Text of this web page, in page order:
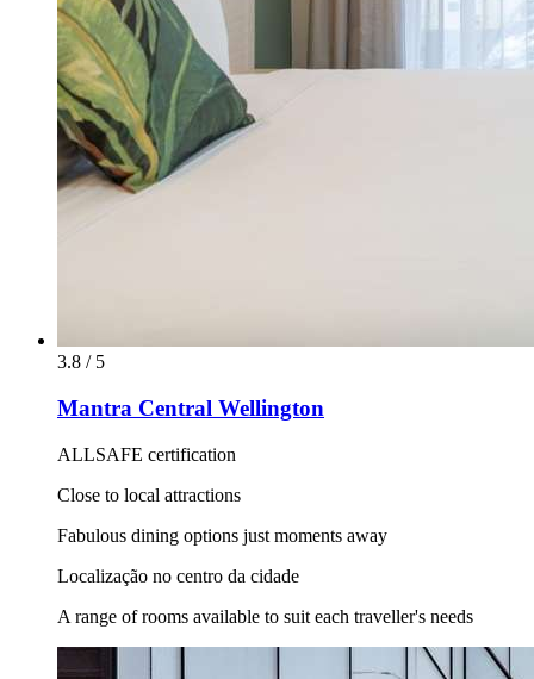
3.8 / 5
Mantra Central Wellington
ALLSAFE certification
Close to local attractions
Fabulous dining options just moments away
Localização no centro da cidade
A range of rooms available to suit each traveller's needs